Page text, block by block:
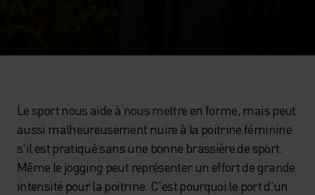
Le sport nous aide à nous mettre en forme, mais peut
aussi malheureusement nuire à la poitrine féminine
s'il est pratiqué sans une bonne brassière de sport.
Même le jogging peut représenter un effort de grande
intensité pour la poitrine. C'est pourquoi le port d'un